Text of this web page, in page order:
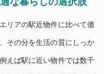
リアの駅近物件に比べて価
その分を生活の質にしっか
えば駅に近い物件では数千